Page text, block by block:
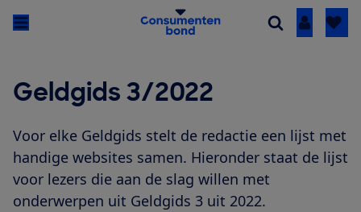
Inloggen
Geldgids 3/2022
Voor elke Geldgids stelt de redactie een lijst met
handige websites samen. Hieronder staat de lijst
voor lezers die aan de slag willen met
onderwerpen uit Geldgids 3 uit 2022.